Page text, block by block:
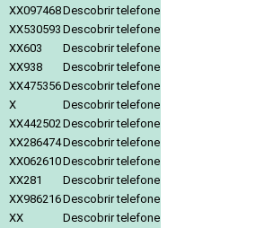
XX097468Descobrir telefone
XX530593 Descobrir telefone
XX603
Descobrir telefone
XX938
Descobrir telefone
XX475356Descobrir telefone
X
Descobrir telefone
XX442502 Descobrir telefone
XX286474Descobrir telefone
XX062610Descobrir telefone
XX281
Descobrir telefone
XX986216Descobrir telefone
XX
Descobrir telefone